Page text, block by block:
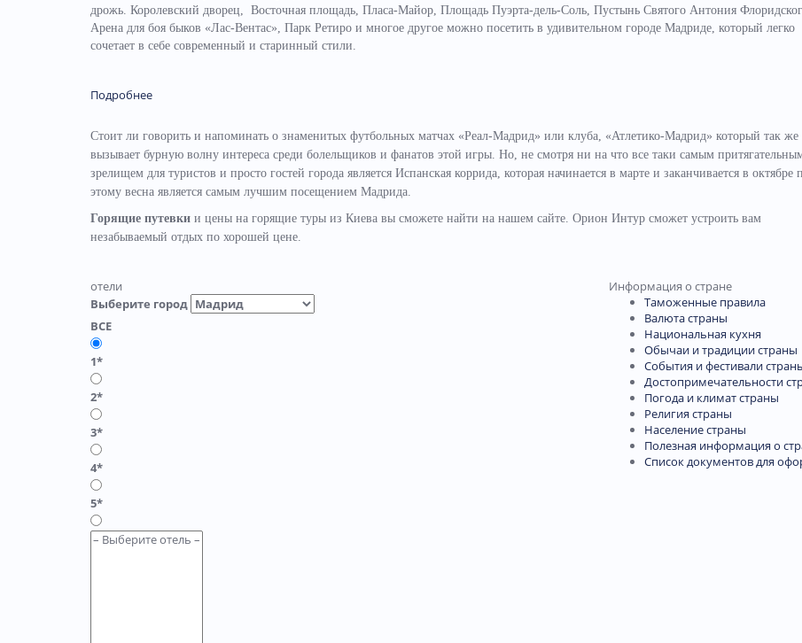
дрожь. Королевский дворец, Восточная площадь, Пласа-Майор, Площадь Пуэрта-дель-Соль, Пустынь Святого Антония
Арена для боя быков «Лас-Вентас», Парк Ретиро и многое другое можно посетить в удивительном городе Мадриде, который легко
сочетает в себе современный и старинный стили.
Подробнее
Стоит ли говорить и напоминать о знаменитых футбольных матчах «Реал-Мадрид» или клуба, «Атлетико-Мадрид» который так же
вызывает бурную волну интереса среди болельщиков и фанатов этой игры. Но, не смотря ни на что все таки самым
зрелищем для туристов и просто гостей города является Испанская коррида, которая начинается в марте и заканчивается в октябре
этому весна является самым лучшим посещением Мадрида.
Горящие путевки и цены на горящие туры из Киева вы сможете найти на нашем сайте. Орион Интур сможет устроить вам
незабываемый отдых по хорошей цене.
отели
Выберите город
ВСЕ
1*
2*
3*
4*
5*
Информация о стране
Таможенные правила
Валюта страны
Национальная кухня
Обычаи и традиции страны
События и фестивали
Достопримечательности
Погода и климат страны
Религия страны
Население страны
Полезная информация о
Список документов для